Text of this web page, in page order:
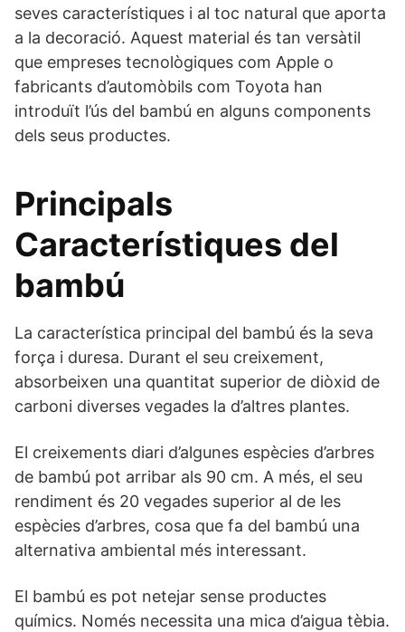
seves característiques i al toc natural que aporta
a la decoració. Aquest material és tan versàtil
que empreses tecnològiques com Apple o
fabricants d’automòbils com Toyota han
introduït l’ús del bambú en alguns components
dels seus productes.
Principals
Característiques del
bambú
La característica principal del bambú és la seva
força i duresa. Durant el seu creixement,
absorbeixen una quantitat superior de diòxid de
carboni diverses vegades la d’altres plantes.
El creixements diari d’algunes espècies d’arbres
de bambú pot arribar als 90 cm. A més, el seu
rendiment és 20 vegades superior al de les
espècies d’arbres, cosa que fa del bambú una
alternativa ambiental més interessant.
El bambú es pot netejar sense productes
químics. Només necessita una mica d’aigua tèbia.